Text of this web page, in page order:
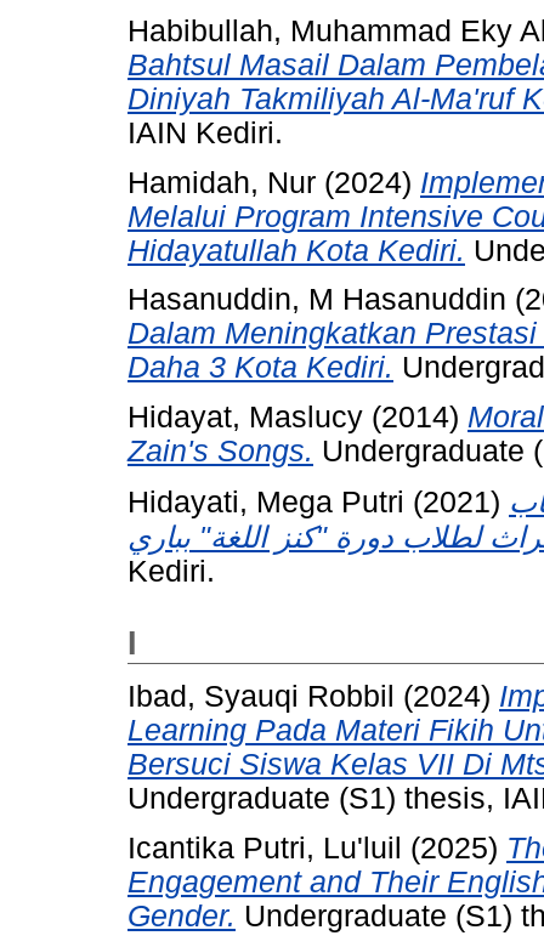
Habibullah, Muhammad Eky
Bahtsul Masail Dalam
Diniyah Takmiliyah Al-Ma'ruf
IAIN Kediri.
Hamidah, Nur (2024)
Melalui Program Intensive
Hidayatullah Kota Kediri.
Hasanuddin, M Hasanuddin
Dalam Meningkatkan
Daha 3 Kota Kediri.
Hidayat, Maslucy (2014)
Zain's Songs. Undergraduate
Hidayati, Mega Putri (2021)
Kediri.
I
Ibad, Syauqi Robbil (2024)
Learning Pada Materi Fikih
Bersuci Siswa Kelas VII Di
Undergraduate (S1) thesis,
Icantika Putri, Lu'luil (2025)
Engagement and Their
Gender. Undergraduate (S1)